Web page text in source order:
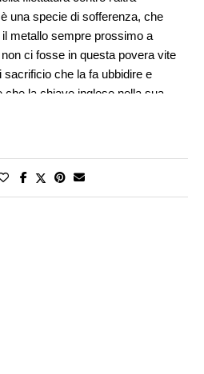
una specie di sofferenza, che
metallo sempre prossimo a
ci fosse in questa povera vite
sacrificio che la fa ubbidire e
che la chiave inglese nella sua
liberare tutte le viti, allentarle
che convivano col loro dado in